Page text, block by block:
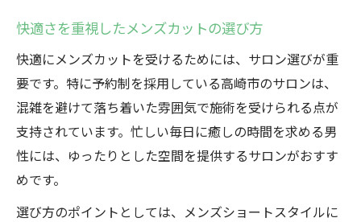
快適さを重視したメンズカットの選び方
快適にメンズカットを受けるためには、サロン選びが重
要です。特に予約制を採用している高崎市のサロンは、
混雑を避けて落ち着いた雰囲気で施術を受けられる点が
支持されています。忙しい毎日に癒しの時間を求める男
性には、ゆったりとした空間を提供するサロンがおすす
めです。
選び方のポイントとしては、メンズショートスタイルに